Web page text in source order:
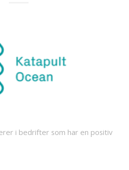
i bedrifter som har en positiv